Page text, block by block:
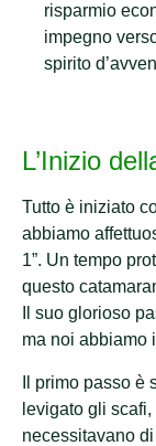
risparmio
impegno
spirito
L’Inizio
Tutto è iniziato
abbiamo
1”. Un tempo
questo
Il suo glorioso
ma noi abbiamo
Il primo passo
levigato gli
necessitavano